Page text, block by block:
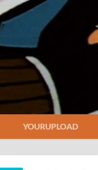
YOURUPLOAD